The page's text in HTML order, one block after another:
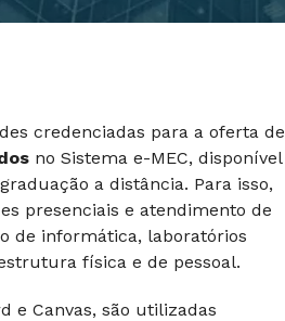
credenciadas para a oferta de
no Sistema e-MEC, disponível
a distância. Para isso,
presenciais e atendimento de
de informática, laboratórios
física e de pessoal.
e Canvas, são utilizadas